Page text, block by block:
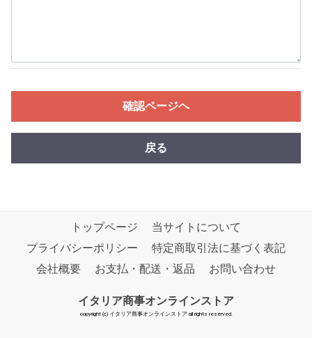
確認ページヘ
戻る
トップページ
当サイトについて
プライバシーポリシー
特定商取引法に基づく表記
会社概要
お支払・配送・返品 お問い合わせ
イタリア商事オンラインストア
copyright (c) イタリア商事オンラインストア all rights reserved.